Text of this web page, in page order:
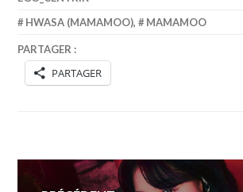
HWASA (MAMAMOO), MAMAMOO
PARTAGER :
PARTAGER
Navigation